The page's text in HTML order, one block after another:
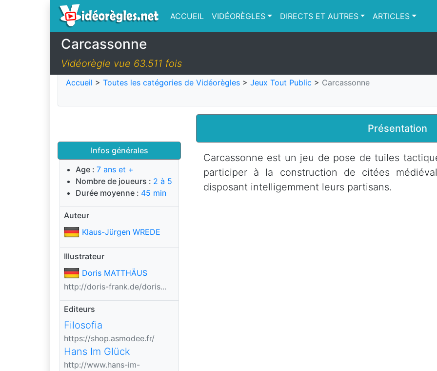
ACCUEIL VIDÉORÈGLES DIRECTS ET AUTRES ARTICLES
Carcassonne
Vidéorègle vue 63.511 fois
Accueil > Toutes les catégories de Vidéorègles > Jeux Tout Public > Carcassonne
Infos générales
Age : 7 ans et +
Nombre de joueurs : 2 à 5
Durée moyenne : 45 min
Auteur
Klaus-Jürgen WREDE
Illustrateur
Doris MATTHÄUS
http://doris-frank.de/doris...
Editeurs
Filosofia
https://shop.asmodee.fr/
Hans Im Glück
http://www.hans-im-
Présentation
Carcassonne est un jeu de pose de tuiles
participer à la construction de citées
disposant intelligemment leurs partisans.